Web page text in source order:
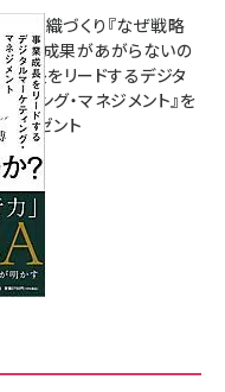
む組織づくり『なぜ戦略
のに成果があがらないの
成長をリードするデジタ
ィング・マネジメント』を
レゼント